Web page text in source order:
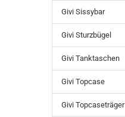
Givi Sissybar
Givi Sturzbügel
Givi Tanktaschen
Givi Topcase
Givi Topcaseträger